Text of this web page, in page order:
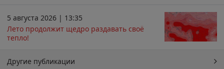
5 августа 2026 | 13:35
Лето продолжит щедро раздавать своё
тепло!
Другие публикации